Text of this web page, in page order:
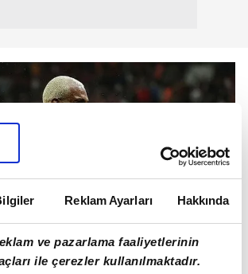
Reklam Ayarları Hakkında
ve pazarlama faaliyetlerinin
ile çerezler kullanılmaktadır.